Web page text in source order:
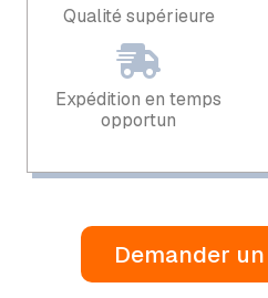
Qualité supérieure
Expédition en temps
opportun
Demander